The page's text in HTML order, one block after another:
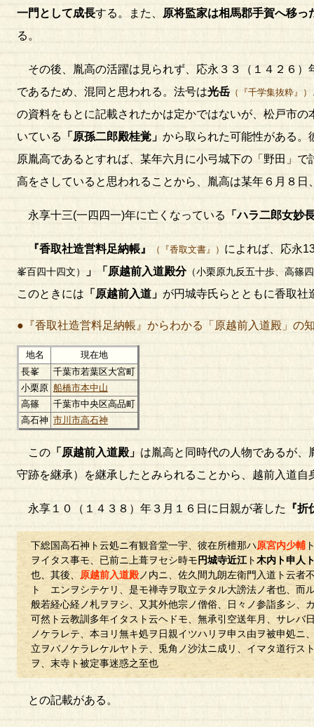
一門として成長する。また、
原将監家は相馬郡手賀へ移
る。
その後、胤高の活躍は見られず、応永３３（１４２６
であるため、混同と思われる。法号は光岳 （『千学集抜粋』）
の資料をもとに記載されたかは定かではないが、松戸市の
いている
「原孫二郎殿桂覚」 から取られた可能性がある。
原胤高であるとすれば、某年六月に小弓城下の「野田」
高をさしていると思われることから、胤高は某年６月８
永享十三(一四四一)年に亡くなっている 「ハラ二郎女妙
『香取社造営料足納帳』 （『香取文書』） によれば、応永
峯百四十四文） 」「原越前入道殿分（小栗原九反五十歩、高篠
このときには 「原越前入道」 が円城寺氏らとともに香取
●『香取社造営料足納帳』からわかる「原越前入道殿」の
地名
現在地
長峯
千葉市若葉区大宮町
小栗原 船橋市本中山
高篠
千葉市中央区高品町
高石神 市川市高石神
この 「原越前入道殿」 は胤高と同時代の人物であるが
守跡を継承）を継承したとみられることから、越前入道
永享１０（１４３８）年３月１６日に日親が著した 『
下総国高石神ト云処ニ有観音堂一宇、彼在所檀那ハ原宮内少輔
ヲイタス事モ、已前ニ上葺ヲセシ時モ 円城寺近江ト木内ト申人
也、其後、 原越前入道殿ノ内ニ、佐久間九朗左衛門入道ト云者
トゝエンヲシテケリ、是モ禅寺ヲ取立テタル大謗法ノ者也、而
般若経心経ノ札ヲヲシ、又其外他宗ノ僧俗、日々ノ参詣多シ、
可然ト云教訓多年イタスト云ヘドモ、無承引空送年月、サレバ
ノケラレテ、本ヨリ無キ処ヲ日親イツハリヲ申ス由ヲ被申処ニ
立ヲバノケラレケルヤトテ、兎角ノ沙汰ニ成リ、イマタ道行ス
ヲ、末寺ト被定事迷惑之至也
との記載がある。